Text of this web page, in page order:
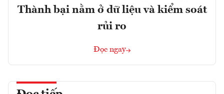
Thành bại nằm ở dữ liệu và kiểm soát
rủi ro
Đọc ngay